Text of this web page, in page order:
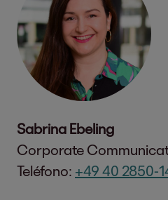
Sabrina Ebeling
Corporate
Teléfono: +49 40 2850-